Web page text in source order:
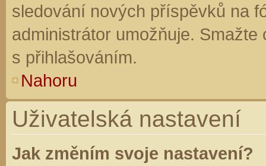
sledování nových příspěvků na
administrátor umožňuje.
s přihlašováním.
Nahoru
Uživatelská nastavení
Jak změním svoje nastavení?